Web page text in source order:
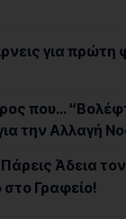
για πρώτη
που…
την Αλλαγή
Άδεια
στο Γραφείο!